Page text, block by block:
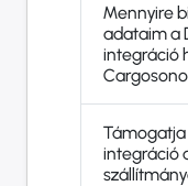
Mennyire
adataim a
integráció
Támogatja
integráció